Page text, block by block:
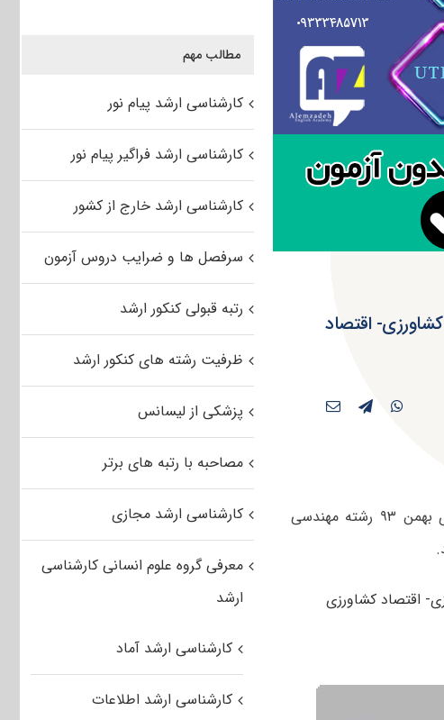
ارشد سراسری ۹۴ مهندسی کشاورزی- اقتصاد
کاربران عزیز مستر تست می توانند سوالات کنکور کارشناسی ارشد سراسری بهمن ۹۳ رشته مهندسی
مطالب مهم
کارشناسی ارشد پیام نور
کارشناسی ارشد فراگیر پیام نور
کارشناسی ارشد خارج از کشور
سرفصل ها و ضرایب دروس آزمون
رتبه قبولی کنکور ارشد
ظرفیت رشته های کنکور ارشد
پزشکی از لیسانس
مصاحبه با رتبه های برتر
کارشناسی ارشد مجازی
معرفی گروه علوم انسانی کارشناسی
ارشد
کارشناسی ارشد آماد
کارشناسی ارشد اطلاعات